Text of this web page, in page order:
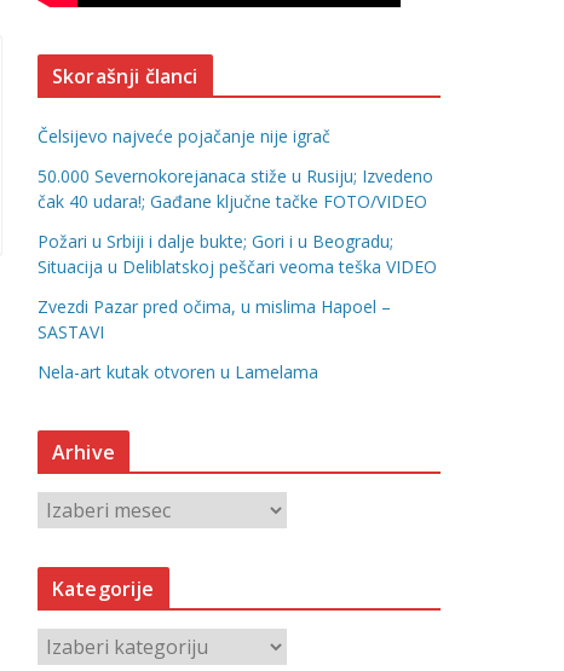
Skorašnji članci
Čelsijevo najveće pojačanje nije igrač
50.000 Severnokorejanaca stiže u Rusiju; Izvedeno
čak 40 udara!; Gađane ključne tačke FOTO/VIDEO
Požari u Srbiji i dalje bukte; Gori i u Beogradu;
Situacija u Deliblatskoj peščari veoma teška VIDEO
Zvezdi Pazar pred očima, u mislima Hapoel –
SASTAVI
Nela-art kutak otvoren u Lamelama
Arhive
r
h
v
Kategorije